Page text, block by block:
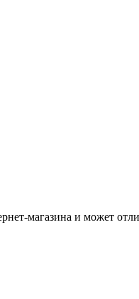
магазина и может